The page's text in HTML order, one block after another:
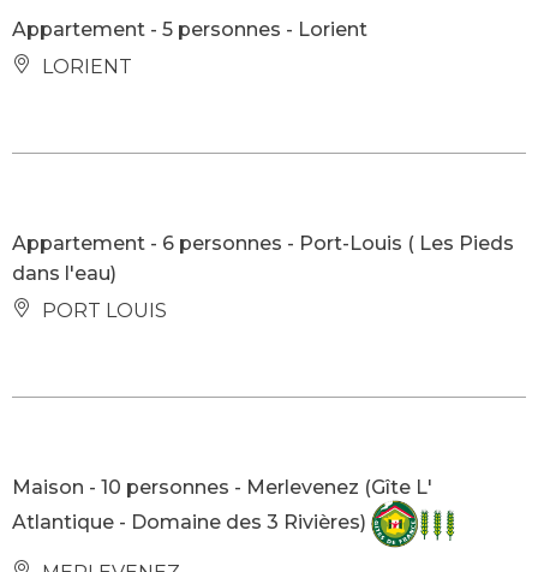
Appartement - 5 personnes - Lorient
LORIENT
Appartement - 6 personnes - Port-Louis ( Les Pieds
dans l'eau)
PORT LOUIS
Maison - 10 personnes - Merlevenez (Gîte L'
Atlantique - Domaine des 3 Rivières)